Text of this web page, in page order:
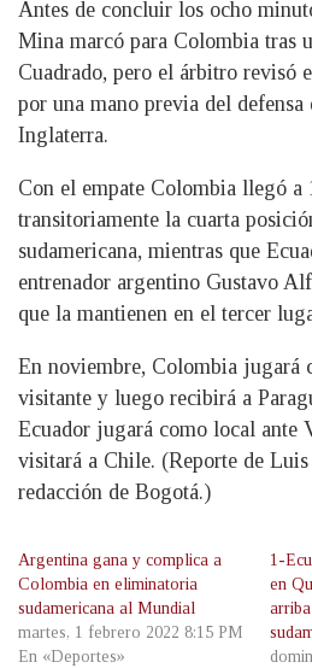
Antes de concluir los ocho
Mina marcó para Colombia tras
Cuadrado, pero el árbitro revisó
por una mano previa del
Inglaterra.
Con el empate Colombia llegó a
transitoriamente la cuarta
sudamericana, mientras que
entrenador argentino Gustavo
que la mantienen en el tercer
En noviembre, Colombia jugará
visitante y luego recibirá a
Ecuador jugará como local ante
visitará a Chile. (Reporte de
redacción de Bogotá.)
Argentina gana y complica a
Colombia en eliminatoria
sudamericana al Mundial
martes, 1 febrero 2022 8:15 PM
En «Deportes»
1-
en